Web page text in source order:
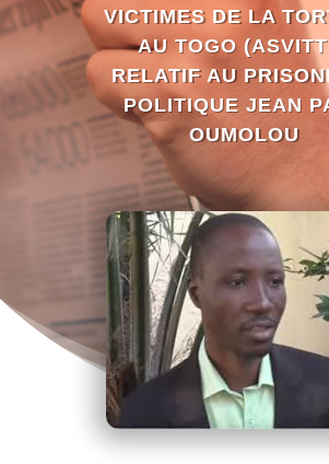
VICTIMES DE LA
AU TOGO
RELATIF AU
POLITIQUE JEAN
OUMOLOU